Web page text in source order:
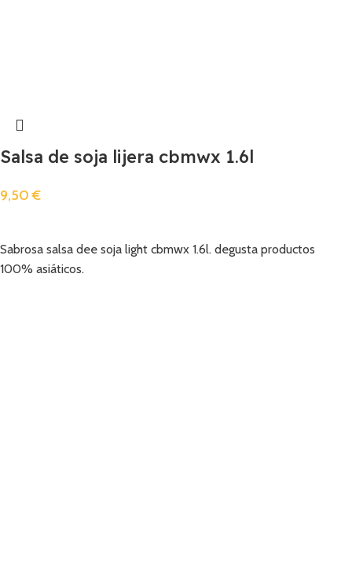
Salsa de soja lijera cbmwx 1.6l
9,50€
Sabrosa salsa dee soja light cbmwx 1.6l. degusta productos
100% asiáticos.